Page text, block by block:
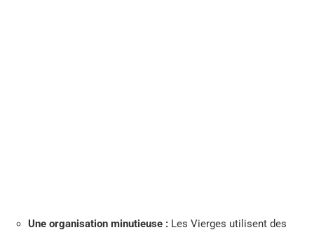
Une organisation minutieuse : Les Vierges utilisent des